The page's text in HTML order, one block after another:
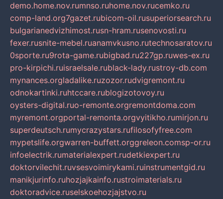
demo.home.nov.rumnso.ruhome.nov.rucemko.ru
comp-land.org7gazet.rubicom-oil.rusuperiorsearch.ru
bulgarianedvizhimost.rusn-hram.rusenovosti.ru
fexer.rusnite-mebel.ruanamvkusno.rutechnosaratov.ru
0sporte.ru9rota-game.rubigbad.ru227gp.ruwes-ex.ru
pro-kirpichi.ruisraelsale.rublack-lady.rustroy-db.com
mynances.orgladalike.ruzozor.rudvigremont.ru
odnokartinki.ruhtccare.rublogizotovoy.ru
oysters-digital.ruo-remonte.orgremontdoma.com
myremont.orgportal-remonta.orgvyitikho.rumirjon.ru
superdeutsch.rumycrazystars.rufilosofyfree.com
mypetslife.orgwarren-buffett.orggreleon.comsp-or.ru
infoelectrik.rumaterialexpert.rudetkiexpert.ru
doktorvilechit.ruvsesvoimirykami.ruinstrumentgid.ru
manikjurinfo.ruhozjajkainfo.rustroimaterials.ru
doktoradvice.ruselskoehozjajstvo.ru